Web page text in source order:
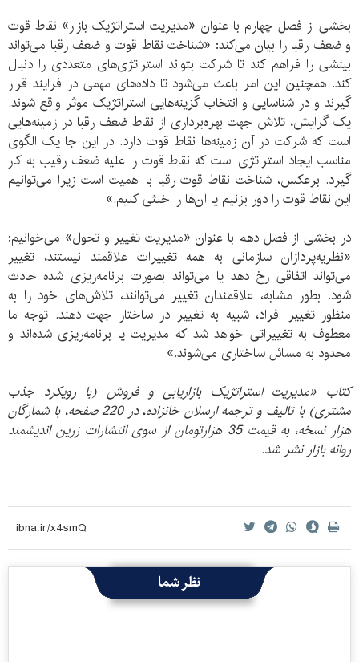
بخشی از فصل چهارم با عنوان «مدیریت استراتژیک بازار» نقاط قوت
و ضعف رقبا را بیان می‌کند: «شناخت نقاط قوت و ضعف رقبا می‌تواند
بینشی را فراهم کند تا شرکت بتواند استراتژی‌های متعددی را دنبال
کند. همچنین این امر باعث می‌شود تا داده‌های مهمی در فرایند قرار
گیرند و در شناسایی و انتخاب گزینه‌هایی استراتژیک موثر واقع شوند.
یک گرایش، تلاش جهت بهره‌برداری از نقاط ضعف رقبا در زمینه‌هایی
است که شرکت در آن زمینه‌ها نقاط قوت دارد. در این جا یک الگوی
مناسب ایجاد استراتژی است که نقاط قوت را علیه ضعف رقیب به کار
گیرد. برعکس، شناخت نقاط قوت رقبا با اهمیت است زیرا می‌توانیم
این نقاط قوت را دور بزنیم یا آن‌ها را خنثی کنیم.»
در بخشی از فصل دهم با عنوان «مدیریت تغییر و تحول» می‌خوانیم:
«نظریه‌پردازان سازمانی به همه تغییرات علاقمند نیستند، تغییر
می‌تواند اتفاقی رخ دهد یا می‌تواند بصورت برنامه‌ریزی شده حادث
شود. بطور مشابه، علاقمندان تغییر می‌توانند، تلاش‌های خود را به
منظور تغییر افراد، شبیه به تغییر در ساختار جهت دهند. توجه ما
معطوف به تغییراتی خواهد شد که مدیریت یا برنامه‌ریزی شده‌اند و
محدود به مسائل ساختاری می‌شوند.»
کتاب «مدیریت استراتژیک بازاریابی و فروش (با رویکرد جذب
مشتری) با تالیف و ترجمه ارسلان خانزاده، در 220 صفحه، با شمارگان
هزار نسخه، به قیمت 35 هزارتومان از سوی انتشارات زرین اندیشمند
روانه بازار نشر شد.
نظر شما